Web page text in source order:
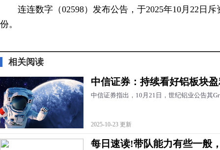
连连数字（02598）发布公告，于2025年10月22日
份。
相关阅读
中信证券：持续看好铝板块
中信证券指出，10月21日，世纪铝业公告其
2025-10-23 更新
每日速读!带队能力有些一般